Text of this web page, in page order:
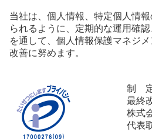
当社は、個人情報、特定個人情
られるように、定期的な運用確
を通して、個人情報保護マネジ
改善に努めます。
制
最終
株式
代表